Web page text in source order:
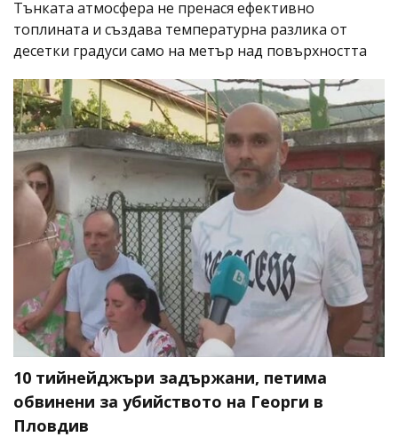
Тънката атмосфера не пренася ефективно
топлината и създава температурна разлика от
десетки градуси само на метър над повърхността
10 тийнейджъри задържани, петима
обвинени за убийството на Георги в
Пловдив